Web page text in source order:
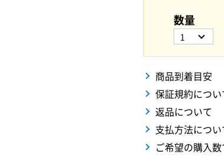
数量
1
商品到着目安
保証規約につい
返品について
支払方法につい
ご希望の購入